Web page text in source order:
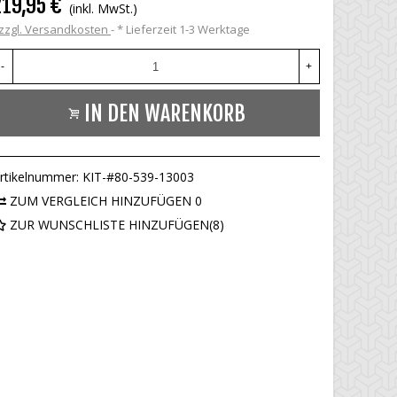
€ (inkl. MwSt.)
Versandkosten * Lieferzeit 1-3 Werktage
- +
IN DEN WARENKORB
KIT-#80-539-13003
ZUM VERGLEICH HINZUFÜGEN 0
ZUR WUNSCHLISTE HINZUFÜGEN(8)